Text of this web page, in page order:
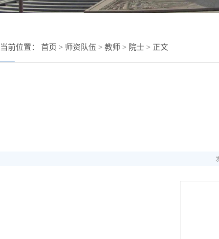
当前位置： 首页 > 师资队伍 > 教师 > 院士 > 正文